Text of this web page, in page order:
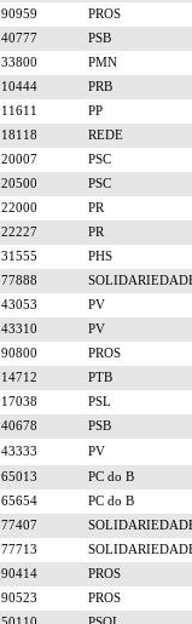
90959
PROS
40777
PSB
33800
PMN
10444
PRB
11611
PP
18118
REDE
20007
PSC
20500
PSC
22000
PR
22227
PR
31555
PHS
77888
43053
PV
43310
PV
90800
PROS
14712
PTB
17038
PSL
40678
PSB
43333
PV
65013
PC do B
65654
PC do B
77407
77713
90414
PROS
90523
PROS